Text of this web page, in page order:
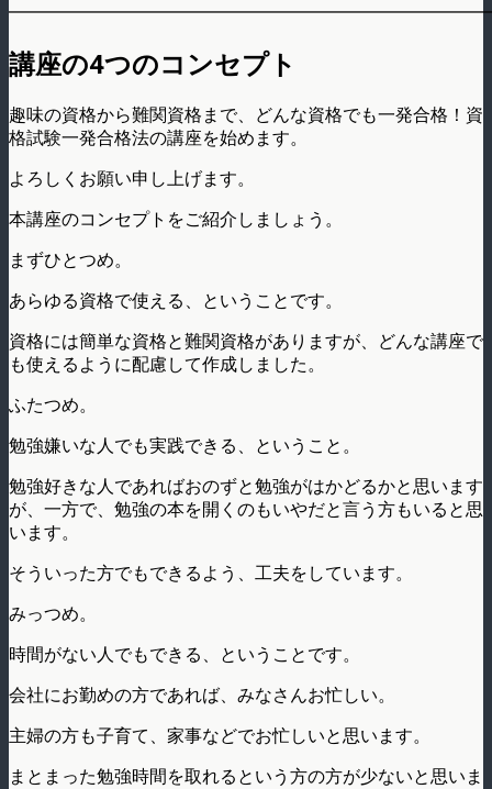
講座の4つのコンセプト
趣味の資格から難関資格まで、どんな資格でも一発合格！資
格試験一発合格法の講座を始めます。
よろしくお願い申し上げます。
本講座のコンセプトをご紹介しましょう。
まずひとつめ。
あらゆる資格で使える、ということです。
資格には簡単な資格と難関資格がありますが、どんな講座で
も使えるように配慮して作成しました。
ふたつめ。
勉強嫌いな人でも実践できる、ということ。
勉強好きな人であればおのずと勉強がはかどるかと思います
が、一方で、勉強の本を開くのもいやだと言う方もいると思
います。
そういった方でもできるよう、工夫をしています。
みっつめ。
時間がない人でもできる、ということです。
会社にお勤めの方であれば、みなさんお忙しい。
主婦の方も子育て、家事などでお忙しいと思います。
まとまった勉強時間を取れるという方の方が少ないと思いま